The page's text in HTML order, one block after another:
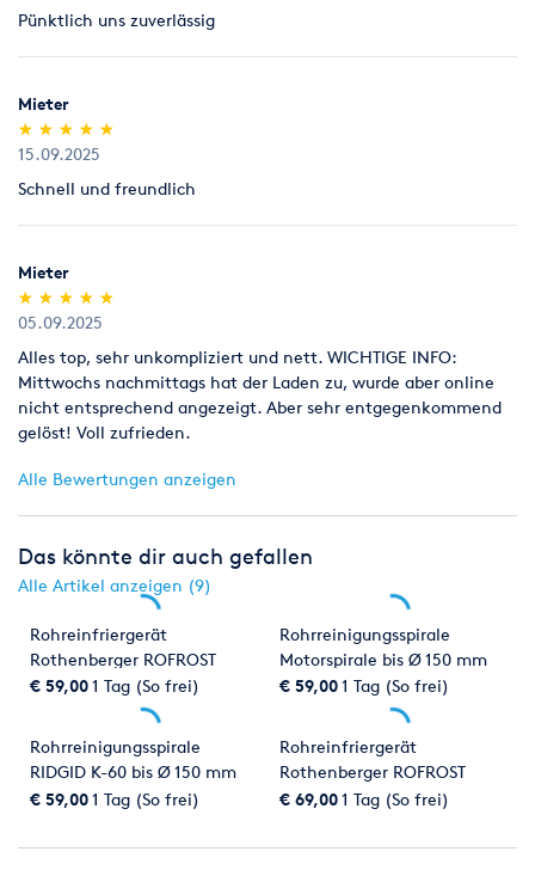
Verbrauchsmaterial (z.B. Schleifpapiere für Parkettschleifer),
das nicht benutzt worden ist, nehmen wir innerhalb von 7
ungeöffnet (kein Anbruch).
Legitimation
Als Neukunde bitten wir Sie einen gültigen amtlichen
(Personalausweis).
Pünktlich uns zuverlässig
Mieter
(*)
★
★
(*) ★
★
(*) ★
★
(*) ★
★
(*) ★
★
15.09.2025
Schnell und freundlich
Mieter
(*)
★
★
(*) ★
★
(*) ★
★
(*) ★
★
(*) ★
★
05.09.2025
Alles top, sehr unkompliziert und nett. WICHTIGE INFO:
Mittwochs nachmittags hat der Laden zu, wurde aber online
nicht entsprechend angezeigt. Aber sehr entgegenkommend
gelöst! Voll zufrieden.
Alle Bewertungen anzeigen
Das könnte dir auch gefallen
Alle Artikel anzeigen (9)
Rohreinfriergerät
Rothenberger ROFROST
TURBO bis 1 1/4"
€ 59,001 Tag (So frei)
Rohrreinigungsspirale
Motorspirale bis Ø 150 mm
€ 59,001 Tag (So frei)
Rohrreinigungsspirale
RIDGID K-60 bis Ø 150 mm
€ 59,001 Tag (So frei)
Rohreinfriergerät
Rothenberger ROFROST
TURBO II
€ 69,001 Tag (So frei)